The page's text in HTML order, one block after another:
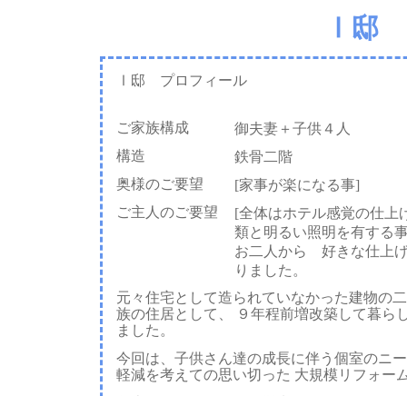
Ⅰ邸
Ⅰ邸 プロフィール
ご家族構成
御夫妻＋子供４人
構造
鉄骨二階
奥様のご要望
[家事が楽になる事]
ご主人のご要望
[全体はホテル感覚の仕上
類と明るい照明を有する
お二人から 好きな仕上
りました。
元々住宅として造られていなかった建物の
族の住居として、 ９年程前増改築して暮ら
ました。
今回は、子供さん達の成長に伴う個室のニ
軽減を考えての思い切った 大規模リフォー